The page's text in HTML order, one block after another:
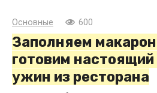
Основные 600
Заполняем
готовим
ужин из ресторана